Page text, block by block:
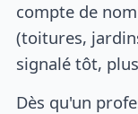
compte de
(toitures,
signalé tôt,
Dès qu'un